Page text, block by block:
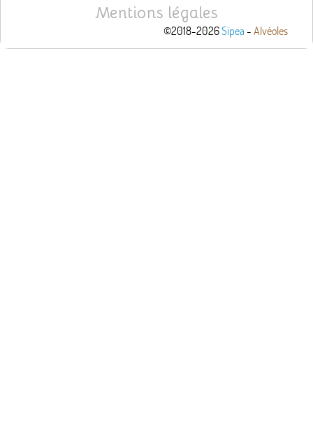
Mentions légales
©2018-2026Sipea -Alvéoles